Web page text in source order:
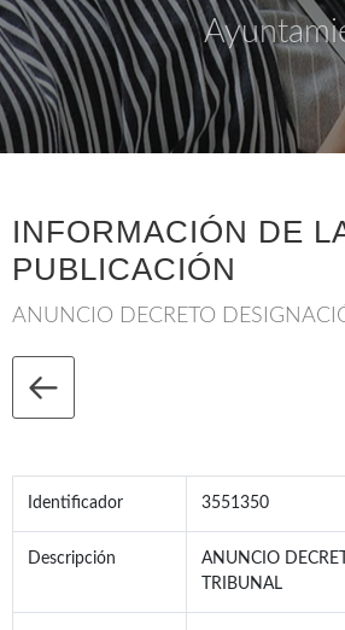
INFORMACIÓN DE
PUBLICACIÓN
ANUNCIO DECRETO
Identificador 3551350
Descripción
ANUNCIO
TRIBUNAL